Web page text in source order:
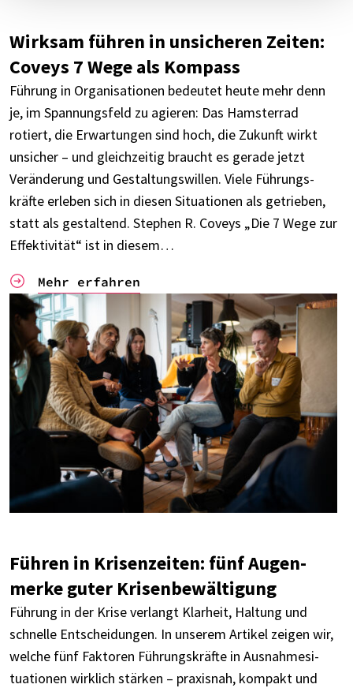
Wirk­sam führen in unsi­che­ren Zeiten:
Coveys 7 Wege als Kompass
Führung in Orga­ni­sa­tio­nen bedeu­tet heute mehr denn
je, im Span­nungs­feld zu agie­ren: Das Hams­ter­rad
rotiert, die Erwar­tun­gen sind hoch, die Zukunft wirkt
unsi­cher – und gleich­zei­tig braucht es gerade jetzt
Verän­de­rung und Gestal­tungs­wil­len. Viele Führungs­
kräfte erle­ben sich in diesen Situa­tio­nen als getrie­ben,
statt als gestal­tend. Stephen R. Coveys „Die 7 Wege zur
Effek­ti­vi­tät“ ist in diesem…
Mehr erfah­ren
Führen in Krisen­zei­ten: fünf Augen­
merke guter Krisen­be­wäl­ti­gung
Führung in der Krise verlangt Klar­heit, Haltung und
schnelle Entschei­dun­gen. In unse­rem Arti­kel zeigen wir,
welche fünf Fakto­ren Führungs­kräfte in Ausnah­me­si­
tua­tio­nen wirk­lich stär­ken – praxis­nah, kompakt und